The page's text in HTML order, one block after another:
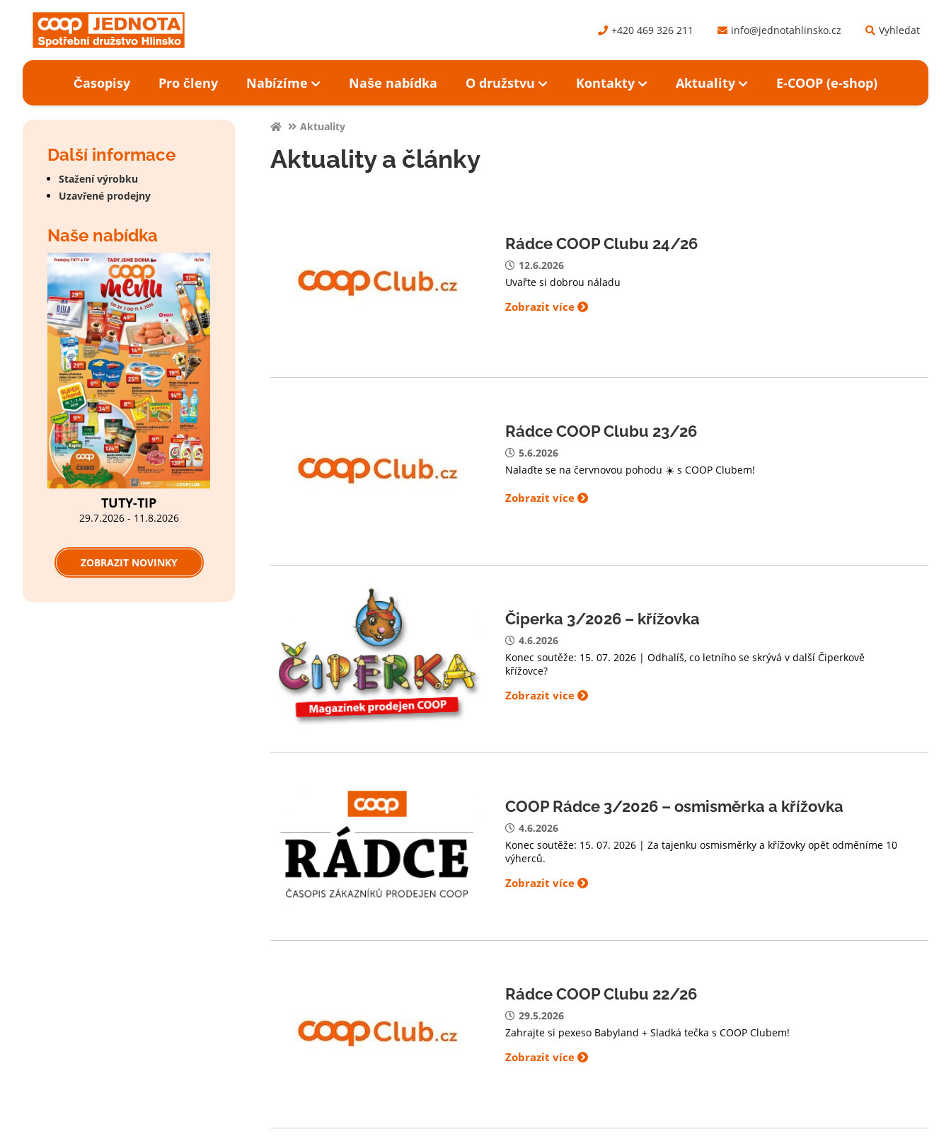
+420 469 326 211 info@jednotahlinsko.cz Vyhledat
Časopisy Pro členy Nabízíme Naše nabídka O družstvu Kontakty Aktuality E-COOP (e-shop)
Další informace
Stažení výrobku
Uzavřené prodejny
Naše nabídka
TUTY-TIP
29.7.2026 - 11.8.2026
ZOBRAZIT NOVINKY
Aktuality
Aktuality a články
Rádce COOP Clubu 24/26
12.6.2026
Uvařte si dobrou náladu
Zobrazit více
Rádce COOP Clubu 23/26
5.6.2026
Nalaďte se na červnovou pohodu ☀️ s COOP Clubem!
Zobrazit více
Čiperka 3/2026 – křížovka
4.6.2026
Konec soutěže: 15. 07. 2026 | Odhalíš, co letního se skrývá v další Čiperkově
křížovce?
Zobrazit více
COOP Rádce 3/2026 – osmisměrka a křížovka
4.6.2026
Konec soutěže: 15. 07. 2026 | Za tajenku osmisměrky a křížovky opět odměníme 10
výherců.
Zobrazit více
Rádce COOP Clubu 22/26
29.5.2026
Zahrajte si pexeso Babyland + Sladká tečka s COOP Clubem!
Zobrazit více